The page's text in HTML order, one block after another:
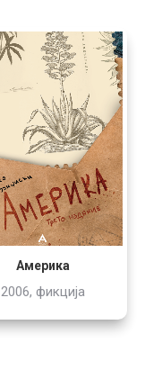
Америка
2006, фикција